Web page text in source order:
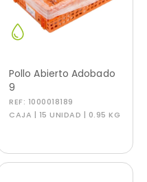
Pollo Abierto Adobado
9
REF: 1000018189
CAJA | 15 UNIDAD | 0.95 KG